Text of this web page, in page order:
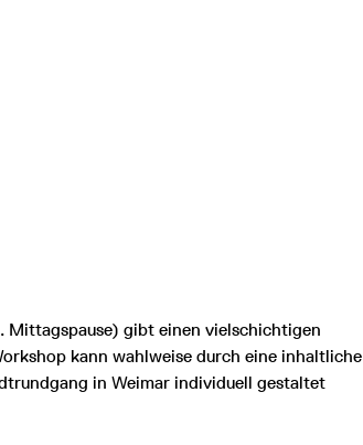
Mittagspause) gibt einen vielschichtigen
kann wahlweise durch eine inhaltliche
in Weimar individuell gestaltet